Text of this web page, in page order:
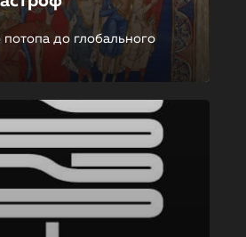
до глобального